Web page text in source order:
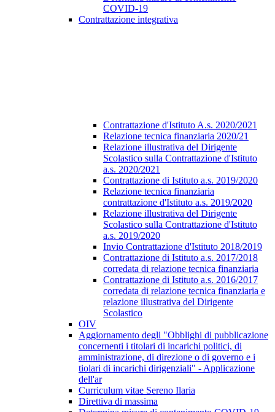
COVID-19
Contrattazione integrativa
Contrattazione d'Istituto A.s. 2020/2021
Relazione tecnica finanziaria 2020/21
Relazione illustrativa del Dirigente
Scolastico sulla Contrattazione d'Istituto
a.s. 2020/2021
Contrattazione di Istituto a.s. 2019/2020
Relazione tecnica finanziaria
contrattazione d'Istituto a.s. 2019/2020
Relazione illustrativa del Dirigente
Scolastico sulla Contrattazione d'Istituto
a.s. 2019/2020
Invio Contrattazione d'Istituto 2018/2019
Contrattazione di Istituto a.s. 2017/2018
corredata di relazione tecnica finanziaria
Contrattazione di Istituto a.s. 2016/2017
corredata di relazione tecnica finanziaria e
relazione illustrativa del Dirigente
Scolastico
OIV
Aggiornamento degli "Obblighi di pubblicazione
concernenti i titolari di incarichi politici, di
amministrazione, di direzione o di governo e i
tiolari di incarichi dirigenziali" - Applicazione
dell'ar
Curriculum vitae Sereno Ilaria
Direttiva di massima